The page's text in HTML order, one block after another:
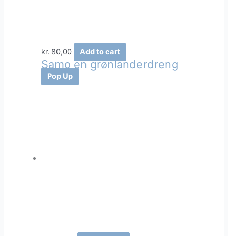
kr. 80,00 Add to cart
Samo en grønlanderdreng
Pop Up